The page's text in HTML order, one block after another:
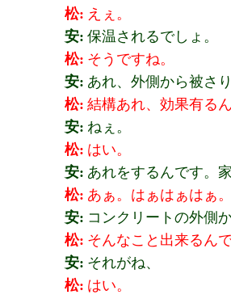
松: えぇ。
安: 保温されるでしょ。
松: そうですね。
安: あれ、外側から被さ
松: 結構あれ、効果有る
安: ねぇ。
松: はい。
安: あれをするんです。
松: あぁ。はぁはぁはぁ。
安: コンクリートの外側
松: そんなこと出来るん
安: それがね、
松: はい。